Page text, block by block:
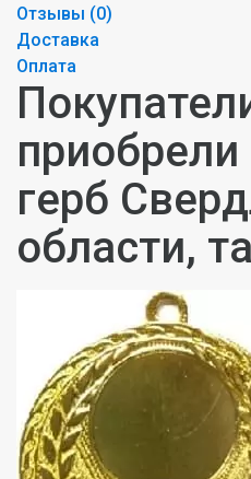
Отзывы (0)
Доставка
Оплата
герб
области,